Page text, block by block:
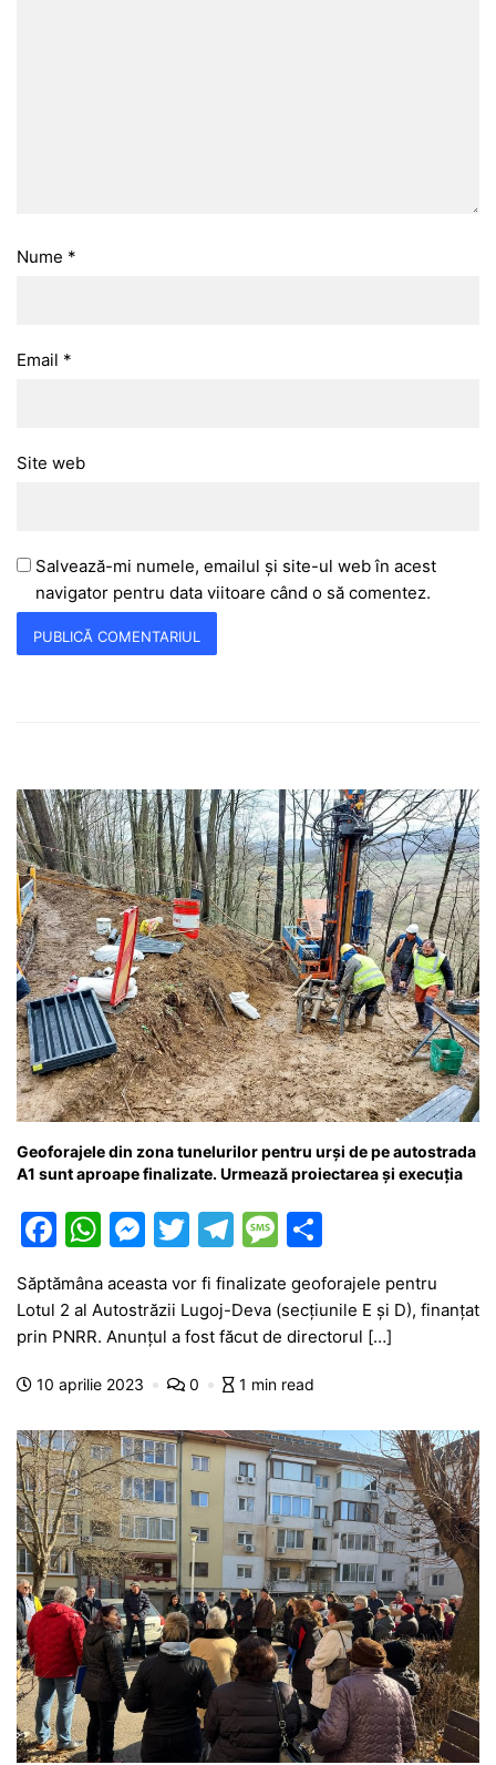
Nume *
Email *
Site web
Salvează-mi numele, emailul și site-ul web în acest
navigator pentru data viitoare când o să comentez.
Geoforajele din zona tunelurilor pentru urși de pe autostrada
A1 sunt aproape finalizate. Urmează proiectarea și execuția
F
c
e
b
o
o
k
W
at
s
A
p
M
s
s
e
g
er
T
w
itt
er
T
el
e
gr
a
m
M
s
s
a
e
ar
ta
je
ă
Săptămâna aceasta vor fi finalizate geoforajele pentru
Lotul 2 al Autostrăzii Lugoj-Deva (secțiunile E și D), finanțat
prin PNRR. Anunțul a fost făcut de directorul […]
10 aprilie 2023 0 1 min read